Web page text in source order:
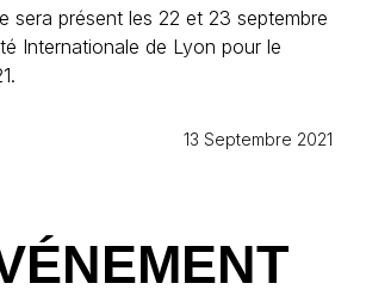
sera présent les 22 et 23 septembre
Internationale de Lyon pour le
13 Septembre 2021